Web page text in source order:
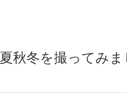
秋冬を撮ってみ